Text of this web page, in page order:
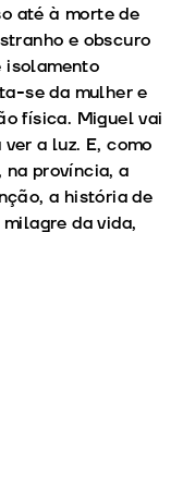
até à morte de
e obscuro
isolamento
se da mulher e
física. Miguel vai
a luz. E, como
na província, a
a história de
da vida,